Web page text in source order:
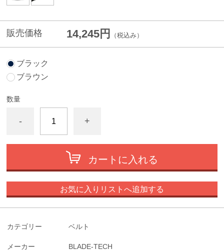
販売価格 14,245円 （税込み）
ブラック
ブラウン
数量
- +
カートに入れる
お気に入りリストへ追加する
カテゴリー ベルト
メーカー BLADE-TECH